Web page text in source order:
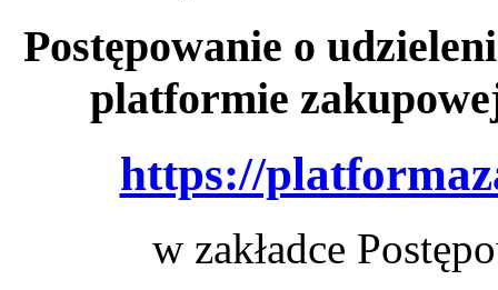
Postępowanie o
platformie
https://
w zakładce